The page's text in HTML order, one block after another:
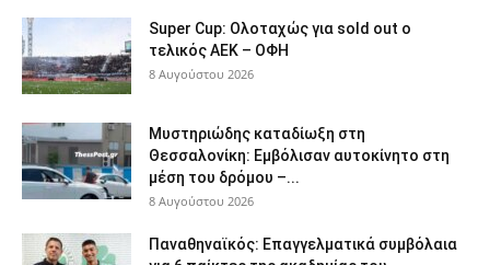
Super Cup: Ολοταχώς για sold out ο
τελικός ΑΕΚ – ΟΦΗ
8 Αυγούστου 2026
Μυστηριώδης καταδίωξη στη
Θεσσαλονίκη: Εμβόλισαν αυτοκίνητο στη
μέση του δρόμου –...
8 Αυγούστου 2026
Παναθηναϊκός: Επαγγελματικά συμβόλαια